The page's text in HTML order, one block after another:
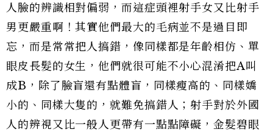
人臉的辨識相對偏弱，而這症頭裡射手女又比射手
男更嚴重啊！其實他們最大的毛病並不是過目即
忘，而是常常把人搞錯，像同樣都是年齡相仿、單
眼皮長髮的女生，他們就很可能不小心混淆把A叫
成B，除了臉盲還有點體盲，同樣瘦高的、同樣嬌
小的、同樣大隻的，就難免搞錯人；射手對於外國
人的辨視又比一般人更帶有一點點障礙，金髮碧眼